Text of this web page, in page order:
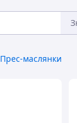
Прес-маслянки